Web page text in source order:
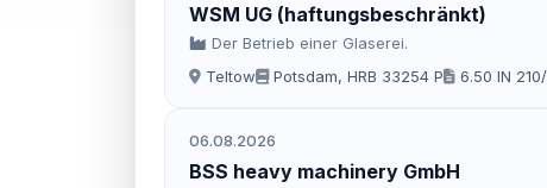
WSM UG (haftungsbeschränkt)
Der Betrieb einer Glaserei.
Teltow
Potsdam, HRB 33254 P 6.50 IN
06.08.2026
BSS heavy machinery GmbH